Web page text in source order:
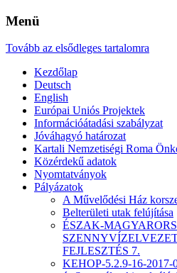
Menü
Tovább az elsődleges tartalomra
Kezdőlap
Deutsch
English
Európai Uniós Projektek
Információátadási szabályzat
Jóváhagyó határozat
Kartali Nemzetiségi Roma
Közérdekű adatok
Nyomtatványok
Pályázatok
A Művelődési Ház
Belterületi utak felújítása
ÉSZAK-
FEJLESZTÉS 7.
KEHOP-5.2.9-16-2017-